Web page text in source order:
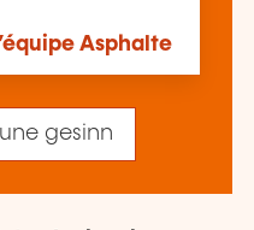
Asphalte
gesinn